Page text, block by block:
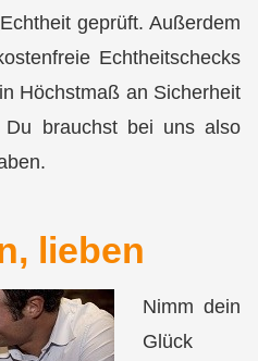
geprüft. Außerdem
Echtheitschecks
Höchstmaß an Sicherheit
Du brauchst bei uns also
lieben
Nimm dein
Glück